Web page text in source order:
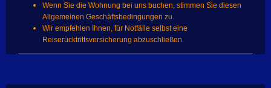
Wenn Sie die Wohnung bei uns buchen, stimmen Sie diesen
Allgemeinen Geschäftsbedingungen zu.
Wir empfehlen Ihnen, für Notfälle selbst eine
Reiserücktrittsversicherung abzuschließen.